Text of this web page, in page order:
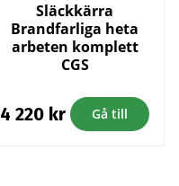
Släckkärra
Brandfarliga heta
arbeten komplett
CGS
4 220 kr Gå till